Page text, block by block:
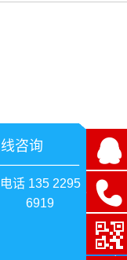
件平台
咨询
电话 135 2295
6919